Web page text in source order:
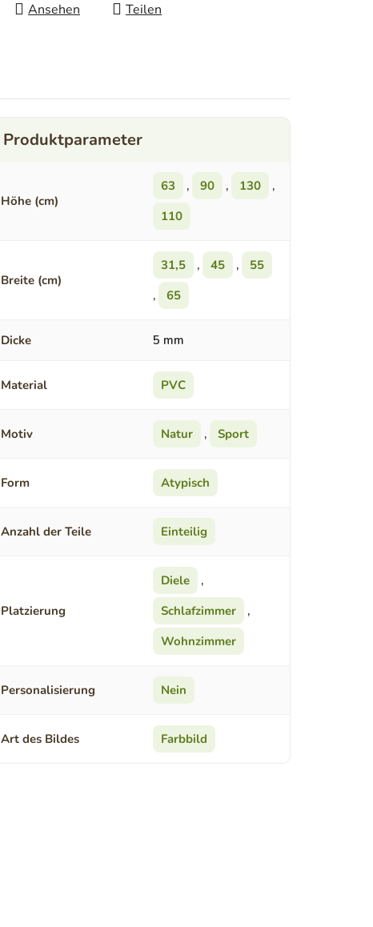
Ansehen Teilen
Höhe (cm)
63 , 90 , 130
,
110
Breite (cm)
31,5 , 45 ,
55
,
65
Dicke 5 mm
Material PVC
Motiv Natur , Sport
Form Atypisch
Anzahl der Teile Einteilig
Platzierung
Diele
,
Schlafzimmer
,
Wohnzimmer
Personalisierung Nein
Art des Bildes Farbbild